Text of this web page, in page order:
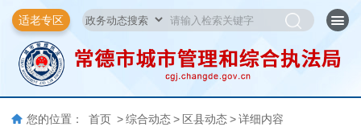
适老专区
您的位置： 首页 > 综合动态 > 区县动态 > 详细内容